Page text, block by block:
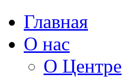
Главная
О нас
О Центре